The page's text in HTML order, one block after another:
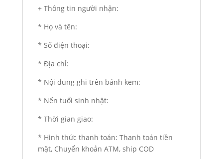
+ Thông tin người nhận:
* Họ và tên:
* Số điện thoại:
* Địa chỉ:
* Nội dung ghi trên bánh kem:
* Nến tuổi sinh nhật:
* Thời gian giao:
* Hình thức thanh toán: Thanh toán tiền
mặt, Chuyển khoản ATM, ship COD